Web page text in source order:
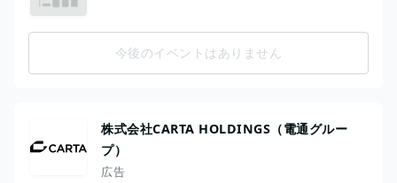
今後のイベントはありません
株式会社CARTA HOLDINGS（電通グルー
プ）
広告